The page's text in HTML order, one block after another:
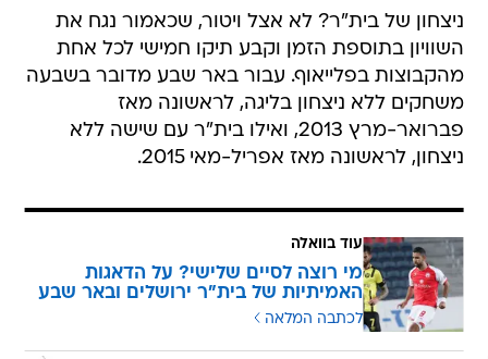
ניצחון של בית"ר? לא אצל ויטור, שכאמור נגח את
השוויון בתוספת הזמן וקבע תיקו חמישי לכל אחת
מהקבוצות בפלייאוף. עבור באר שבע מדובר בשבעה
משחקים ללא ניצחון בליגה, לראשונה מאז
פברואר-מרץ 2013, ואילו בית"ר עם שישה ללא
ניצחון, לראשונה מאז אפריל-מאי 2015.
עוד בוואלה
מי רוצה לסיים שלישי? על הדאגות
האמיתיות של בית"ר ירושלים ובאר שבע
לכתבה המלאה